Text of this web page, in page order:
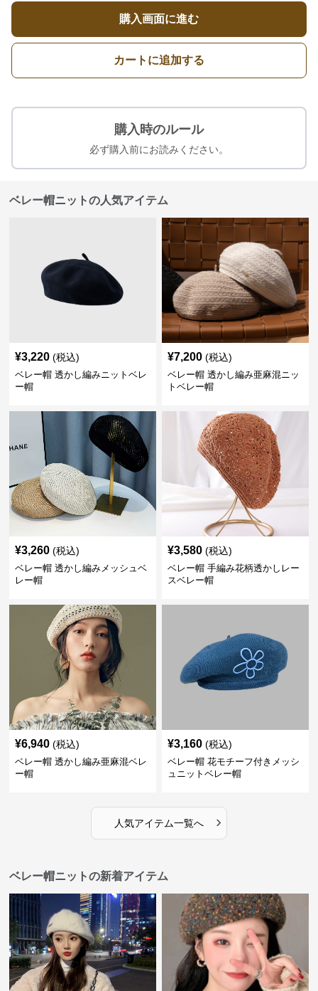
購入画面に進む
カートに追加する
購入時のルール
必ず購入前にお読みください。
ベレー帽ニットの人気アイテム
¥3,220 (税込)
ベレー帽 透かし編みニットベレ
ー帽
¥7,200 (税込)
ベレー帽 透かし編み亜麻混ニッ
トベレー帽
¥3,260 (税込)
ベレー帽 透かし編みメッシュベ
レー帽
¥3,580 (税込)
ベレー帽 手編み花柄透かしレー
スベレー帽
¥6,940 (税込)
ベレー帽 透かし編み亜麻混ベレ
ー帽
¥3,160 (税込)
ベレー帽 花モチーフ付きメッシ
ュニットベレー帽
人気アイテム一覧へ ›
ベレー帽ニットの新着アイテム